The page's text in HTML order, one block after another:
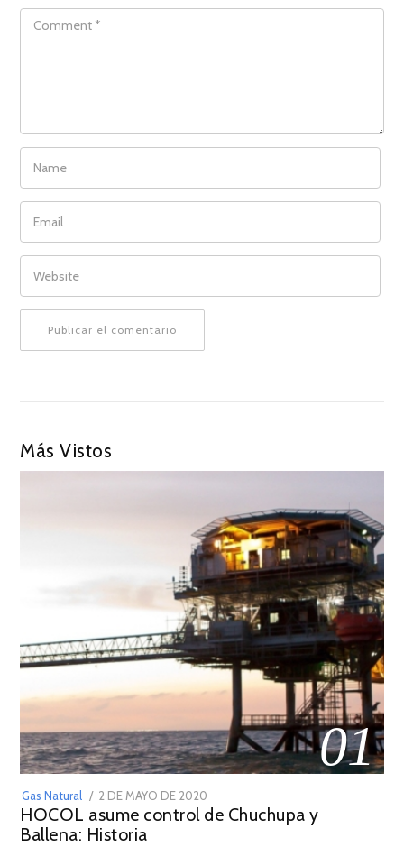
COMMENT
NAME
EMAIL
WEBSITE
Más Vistos
01
Gas Natural
POSTED
ON
2 DE MAYO DE 2020
DE
HOCOL asume control de Chuchupa y
Ballena: Historia